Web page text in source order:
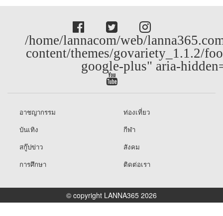
/home/lannacom/web/
content/themes/govariety_1.1.2/
google-plus" aria-
อาชญากรรม
ท่องเที่ยว
บันเทิง
กีฬา
สกู๊ปข่าว
สังคม
การศึกษา
ติดต่อเรา
© copyright LANNA365 2026